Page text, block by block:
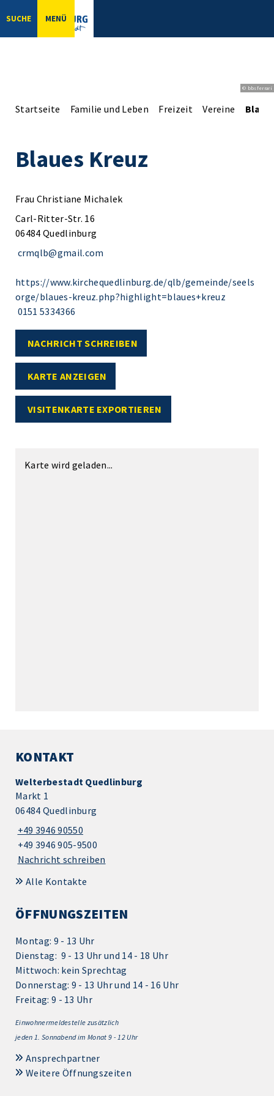
SUCHE MENÜ
© bbsferrari
Startseite Familie und Leben Freizeit Vereine
Blaues Kreuz
Frau Christiane Michalek
Carl-Ritter-Str. 16
06484 Quedlinburg
crmqlb@gmail.com
https://www.kirchequedlinburg.de/qlb/gemeinde/seels
orge/blaues-kreuz.php?highlight=blaues+kreuz
0151 5334366
NACHRICHT SCHREIBEN
KARTE ANZEIGEN
VISITENKARTE EXPORTIEREN
Karte wird geladen...
KONTAKT
Welterbestadt Quedlinburg
Markt 1
06484 Quedlinburg
+49 3946 90550
+49 3946 905-9500
Nachricht schreiben
Alle Kontakte
ÖFFNUNGSZEITEN
Montag: 9 - 13 Uhr
Dienstag: 9 - 13 Uhr und 14 - 18 Uhr
Mittwoch: kein Sprechtag
Donnerstag: 9 - 13 Uhr und 14 - 16 Uhr
Freitag: 9 - 13 Uhr
Einwohnermeldestelle zusätzlich
jeden 1. Sonnabend im Monat 9 - 12 Uhr
Ansprechpartner
Weitere Öffnungszeiten